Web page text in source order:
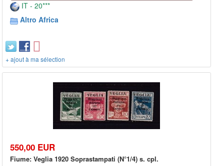
IT - 20***
Altro Africa
+ ajout à ma sélection
550,00 EUR
Fiume: Veglia 1920 Soprastampati (N°1/4) s. cpl.